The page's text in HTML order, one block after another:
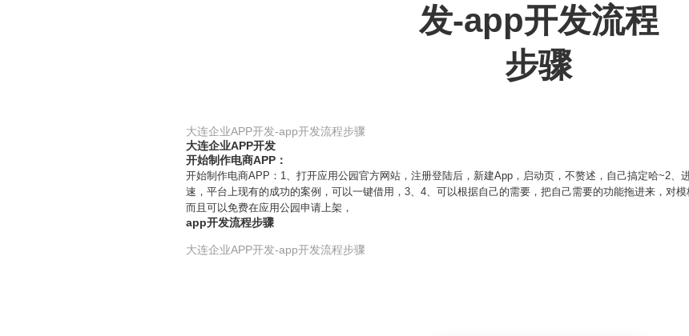
发-app开发流程
步骤
大连企业APP开发-app开发流程步骤
大连企业APP开发
开始制作电商APP：
开始制作电商APP：1、打开应用公园官方网站，注册登陆后，新建App，启动页，不赘述，自己搞定哈~2、
速，平台上现有的成功的案例，可以一键借用，3、4、可以根据自己的需要，把自己需要的功能拖进来，对
而且可以免费在应用公园申请上架，
app开发流程步骤
大连企业APP开发-app开发流程步骤